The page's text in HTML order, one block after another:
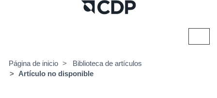
Página de inicio
Biblioteca de artículos
Artículo no disponible